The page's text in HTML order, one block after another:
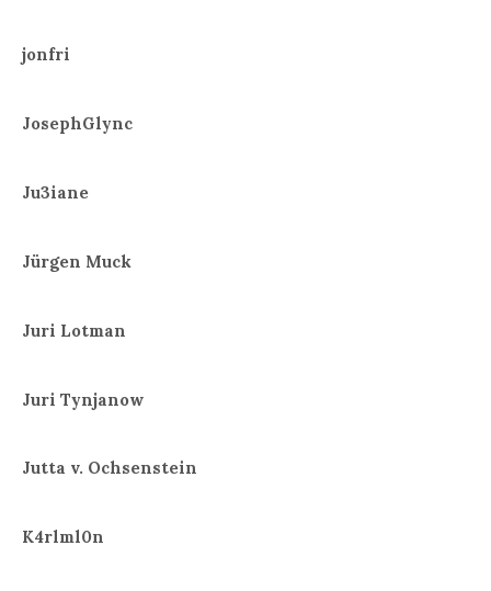
jonfri
JosephGlync
Ju3iane
Jürgen Muck
Juri Lotman
Juri Tynjanow
Jutta v. Ochsenstein
K4rlml0n